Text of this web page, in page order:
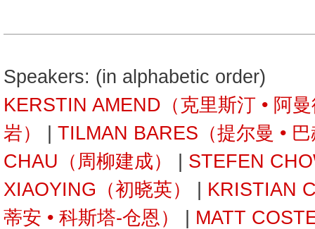
Speakers: (in alphabetic order)
KERSTIN AMEND（克里斯汀 • 阿
岩）
TILMAN BARES（提尔曼 •
CHAU（周柳建成）
STEFEN
XIAOYING（初晓英）
KRISTIAN
蒂安 • 科斯塔-仓恩）
MATT